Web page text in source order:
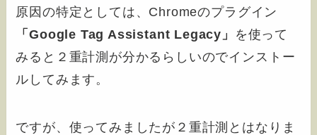
原因の特定としては、Chromeのプラグイン
「Google Tag Assistant Legacy」
を使って
みると２重計測が分かるらしいのでインストー
ルしてみます。
ですが、使ってみましたが２重計測とはなりま